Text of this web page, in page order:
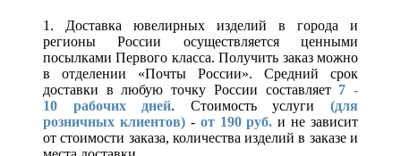
1. Доставка ювелирных изделий в города и
регионы России осуществляется ценными
посылками Первого класса. Получить заказ можно
в отделении «Почты России». Средний срок
доставки в любую точку России составляет 7 -
10 рабочих дней. Стоимость услуги(для
розничных клиентов)- от 190 руб. и не зависит
от стоимости заказа, количества изделий в заказе и